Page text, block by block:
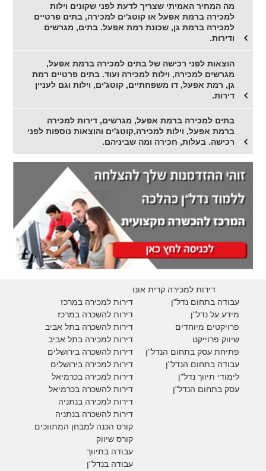
מה המחיר האמיתי שצריך לדעת לפני שקונים וילות
למכירה ברמת אפעל או קוטג'ים למכירה, בתים פרטיים
למכירה ברמת גן, שכונת רמת אפעל. בתים, מגרשים
ודירות.
הוצאות לפני רכישה של בתים למכירה ברמת אפעל,
מגרשים למכירה, וילות למכירה ועוד. בתים פרטיים רמת
גן, רמת אפעל, דו משפחתיים, קוטג'ים, וילות וגם לעניין
דירות.
בתים למכירה ברמת אפעל, מגרשים, דירות למכירה
ברמת אפעל, וילות למכירה,קוטג'ים והוצאות נוספות לפני
רכישה. בעלות, חכירה ומה שביניהם.
דירות למכירה קרית אונו
דירות למכירה במרכז
דירות להשכרה במרכז
דירות להשכרה בתל אביב
דירות למכירה בתל אביב
דירות להשכרה בירושלים
דירות למכירה בירושלים
דירות למכירה בכרמיאל
דירות להשכרה בכרמיאל
דירות למכירה בנתניה
דירות להשכרה בנתניה
קורס הכנה למבחן המתווכים
קורס שיווק
עבודה בתיווך
עבודה בנדל"ן
עבודה בתחום נדל"ן
מידע על נדל"ן
פרויקטים מיוחדים
שיווק פרוייקט
פתיחת עסק בתחום הנדל"ן
עבודה בתחום הנדל"ן
לימודי תיווך נדל"ן
עסק בתחום הנדל"ן